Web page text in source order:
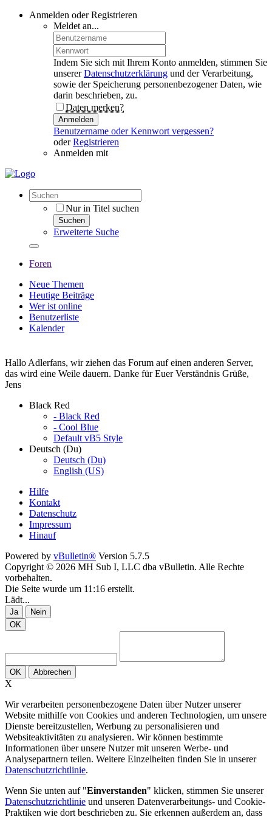
Anmelden oder Registrieren
Meldet an...
Indem Sie sich mit Ihrem Konto anmelden, stimmen Sie
unsererDatenschutzerklärung und der Verarbeitung,
sowie der Speicherung personenbezogener Daten, wie
darin beschrieben, zu.
Daten merken?
Anmelden
Benutzername oder Kennwort vergessen?
oderRegistrieren
Anmelden mit
Nur in Titel suchen
Suchen
Erweiterte Suche
Foren
Neue Themen
Heutige Beiträge
Wer ist online
Benutzerliste
Kalender
Hallo Adlerfans, wir ziehen das Forum auf einen anderen Server,
das wird eine Weile dauern. Danke für Euer Verständnis Grüße,
Jens
Black Red
- Black Red
- Cool Blue
Default vB5 Style
Deutsch (Du)
Deutsch (Du)
English (US)
Hilfe
Kontakt
Datenschutz
Impressum
Hinauf
Powered by vBulletin® Version 5.7.5
Copyright © 2026 MH Sub I, LLC dba vBulletin. Alle Rechte
vorbehalten.
Die Seite wurde um 11:16 erstellt.
Lädt...
Ja
Nein
OK
OK Abbrechen
X
Wir verarbeiten personenbezogene Daten über Nutzer unserer
Website mithilfe von Cookies und anderen Technologien, um unsere
Dienste bereitzustellen, Werbung zu personalisieren und
Websiteaktivitäten zu analysieren. Wir können bestimmte
Informationen über unsere Nutzer mit unseren Werbe- und
Analysepartnern teilen. Weitere Einzelheiten finden Sie in unserer
Datenschutzrichtlinie.
Wenn Sie unten auf "Einverstanden" klicken, stimmen Sie unserer
Datenschutzrichtlinie und unseren Datenverarbeitungs- und Cookie-
Praktiken wie dort beschrieben zu. Sie erkennen außerdem an, dass